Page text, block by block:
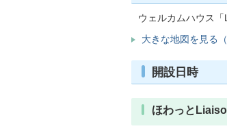
ウェルカムハウス「
大きな地図を見る
開設日時
ほわっと